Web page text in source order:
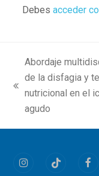
Debes acceder
previous
post:
Abordaje
de la disfagia y
nutricional en el
agudo
InstagramTiktok